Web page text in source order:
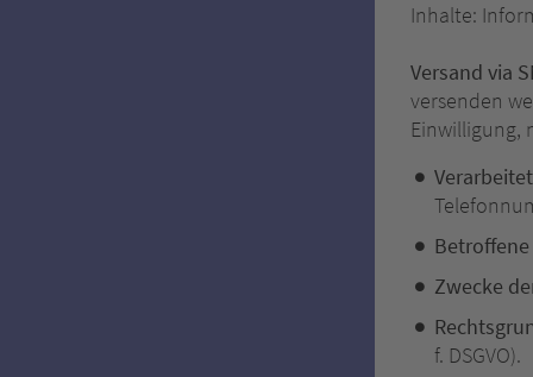
Inhalte:
Versand via
versenden
Einwilligung,
Zwecke
f. DSGVO).